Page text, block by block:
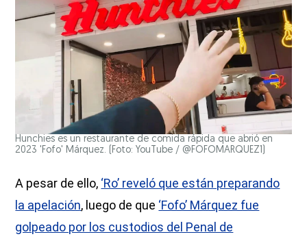
Hunchies es un restaurante de comida rápida que abrió en
2023 'Fofo' Márquez. (Foto: YouTube / @FOFOMARQUEZ1)
A pesar de ello, ‘Ro’ reveló que están preparando
la apelación, luego de que ‘Fofo’ Márquez fue
golpeado por los custodios del Penal de